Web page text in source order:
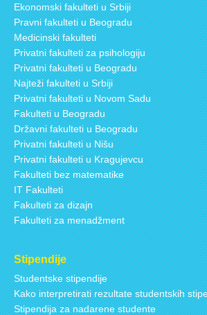
Ekonomski fakulteti u Srbiji
Pravni fakulteti u Beogradu
Medicinski fakulteti
Privatni fakulteti za psihologiju
Privatni fakulteti u Beogradu
Najteži fakulteti u Srbiji
Privatni fakulteti u Novom Sadu
Fakulteti u Beogradu
Državni fakulteti u Beogradu
Privatni fakulteti u Nišu
Privatni fakulteti u Kragujevcu
Fakulteti bez matematike
IT Fakulteti
Fakulteti za dizajn
Fakulteti za menadžment
Stipendije
Studentske stipendije
Kako interpretirati rezultate studentskih
Stipendija za nadarene studente